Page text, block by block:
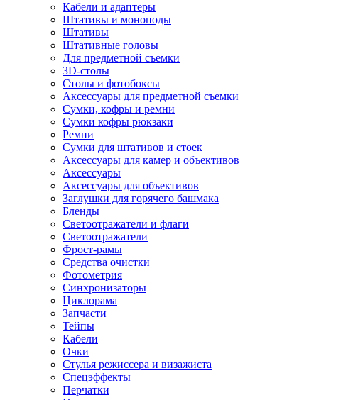
Кабели и адаптеры
Штативы и моноподы
Штативы
Штативные головы
Для предметной съемки
3D-столы
Столы и фотобоксы
Аксессуары для предметной съемки
Сумки, кофры и ремни
Сумки кофры рюкзаки
Ремни
Сумки для штативов и стоек
Аксессуары для камер и объективов
Аксессуары
Аксессуары для объективов
Заглушки для горячего башмака
Бленды
Светоотражатели и флаги
Светоотражатели
Фрост-рамы
Средства очистки
Фотометрия
Синхронизаторы
Циклорама
Запчасти
Тейпы
Кабели
Очки
Стулья режиссера и визажиста
Спецэффекты
Перчатки